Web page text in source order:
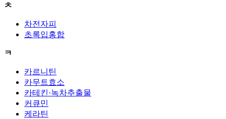
ㅊ
차전자피
초록입홍합
ㅋ
카르니틴
카무트효소
카테킨·녹차추출물
커큐민
케라틴